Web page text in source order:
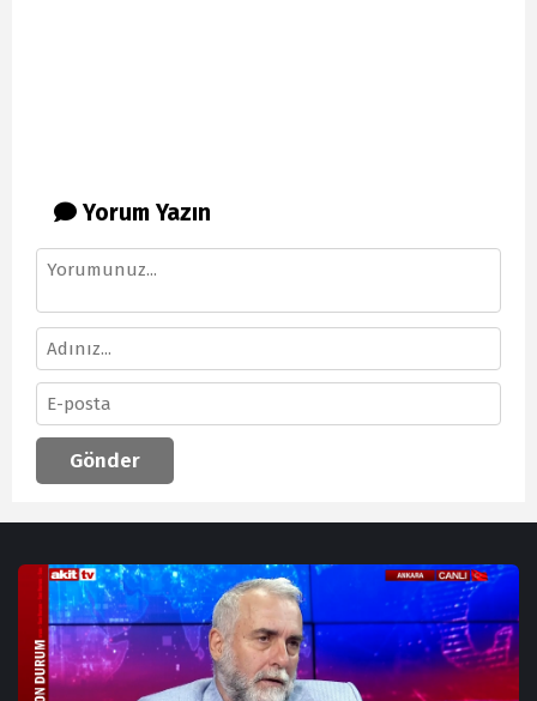
Yorum Yazın
Gönder